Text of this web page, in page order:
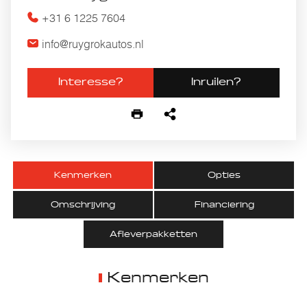
+31 6 1225 7604
info@ruygrokautos.nl
Interesse? Inruilen?
Kenmerken Opties
Omschrijving Financiering
Afleverpakketten
Kenmerken